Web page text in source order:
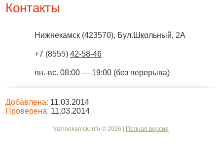
Контакты
Нижнекамск (423570), Бул.Школьный, 2А
+7 (8555) 42-58-46
пн.-вс. 08:00 — 19:00 (без перерыва)
Добавлена: 11.03.2014
Проверена: 11.03.2014
Nizhnekamsk.info © 2026 | Полная версия